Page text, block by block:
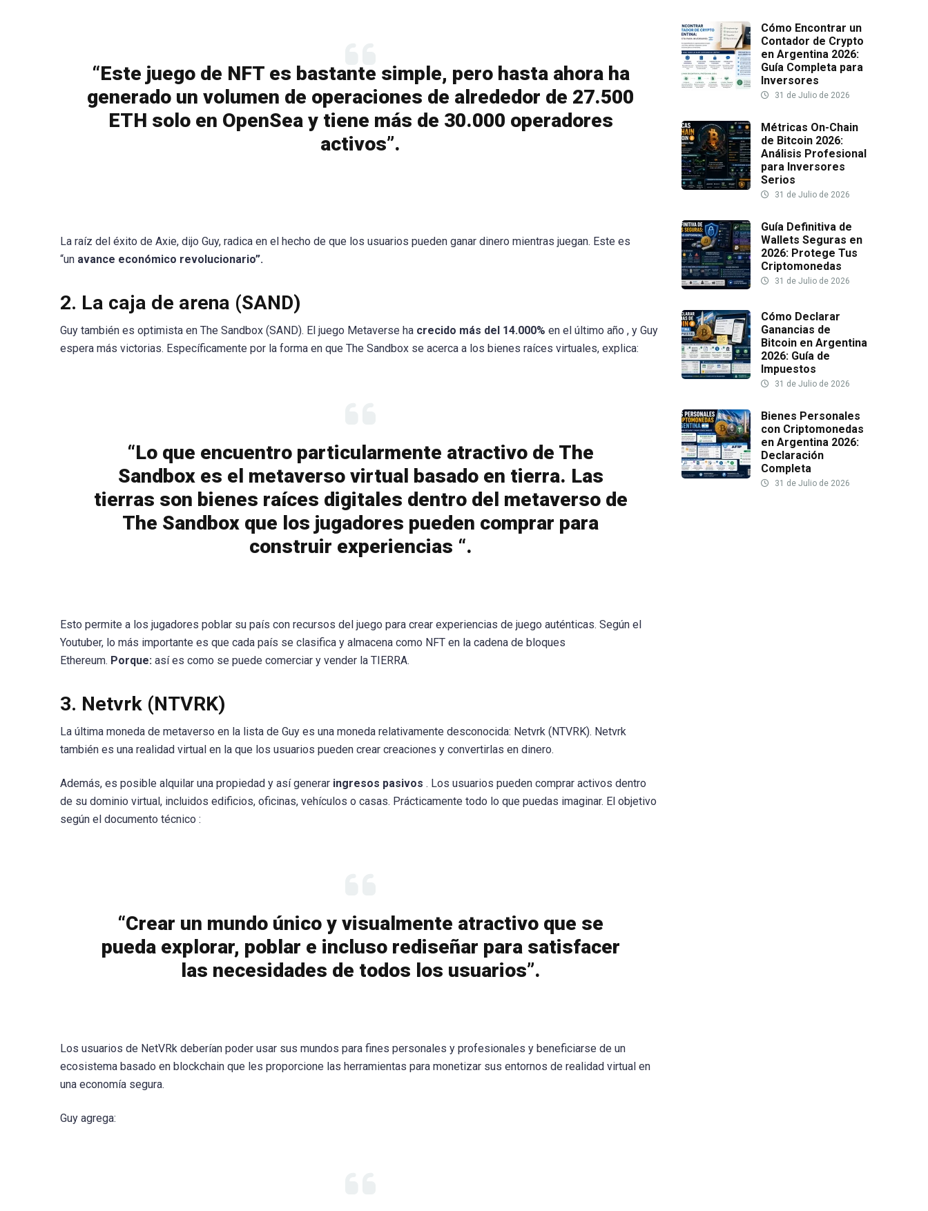
“Este juego de NFT es bastante simple, pero hasta ahora ha
generado un volumen de operaciones de alrededor de 27.500
ETH solo en OpenSea y tiene más de 30.000 operadores
activos”.
La raíz del éxito de Axie, dijo Guy, radica en el hecho de que los usuarios pueden ganar dinero mientras juegan. Este es
“un avance económico revolucionario”.
2. La caja de arena (SAND)
Guy también es optimista en The Sandbox (SAND). El juego Metaverse ha crecido más del 14.000% en el último año , y Guy
espera más victorias. Específicamente por la forma en que The Sandbox se acerca a los bienes raíces virtuales, explica:
“Lo que encuentro particularmente atractivo de The
Sandbox es el metaverso virtual basado en tierra. Las
tierras son bienes raíces digitales dentro del metaverso de
The Sandbox que los jugadores pueden comprar para
construir experiencias “.
Esto permite a los jugadores poblar su país con recursos del juego para crear experiencias de juego auténticas. Según el
Youtuber, lo más importante es que cada país se clasifica y almacena como NFT en la cadena de bloques
Ethereum. Porque: así es como se puede comerciar y vender la TIERRA.
3. Netvrk (NTVRK)
La última moneda de metaverso en la lista de Guy es una moneda relativamente desconocida: Netvrk (NTVRK). Netvrk
también es una realidad virtual en la que los usuarios pueden crear creaciones y convertirlas en dinero.
Además, es posible alquilar una propiedad y así generar ingresos pasivos . Los usuarios pueden comprar activos dentro
de su dominio virtual, incluidos edificios, oficinas, vehículos o casas. Prácticamente todo lo que puedas imaginar. El objetivo
según el documento técnico :
“Crear un mundo único y visualmente atractivo que se
pueda explorar, poblar e incluso rediseñar para satisfacer
las necesidades de todos los usuarios”.
Los usuarios de NetVRk deberían poder usar sus mundos para fines personales y profesionales y beneficiarse de un
ecosistema basado en blockchain que les proporcione las herramientas para monetizar sus entornos de realidad virtual en
una economía segura.
Guy agrega:
Cómo Encontrar un
Contador de Crypto
en Argentina 2026:
Guía Completa para
Inversores
31 de Julio de 2026
Métricas On-Chain
de Bitcoin 2026:
Análisis Profesional
para Inversores
Serios
31 de Julio de 2026
Guía Definitiva de
Wallets Seguras en
2026: Protege Tus
Criptomonedas
31 de Julio de 2026
Cómo Declarar
Ganancias de
Bitcoin en Argentina
2026: Guía de
Impuestos
31 de Julio de 2026
Bienes Personales
con Criptomonedas
en Argentina 2026:
Declaración
Completa
31 de Julio de 2026